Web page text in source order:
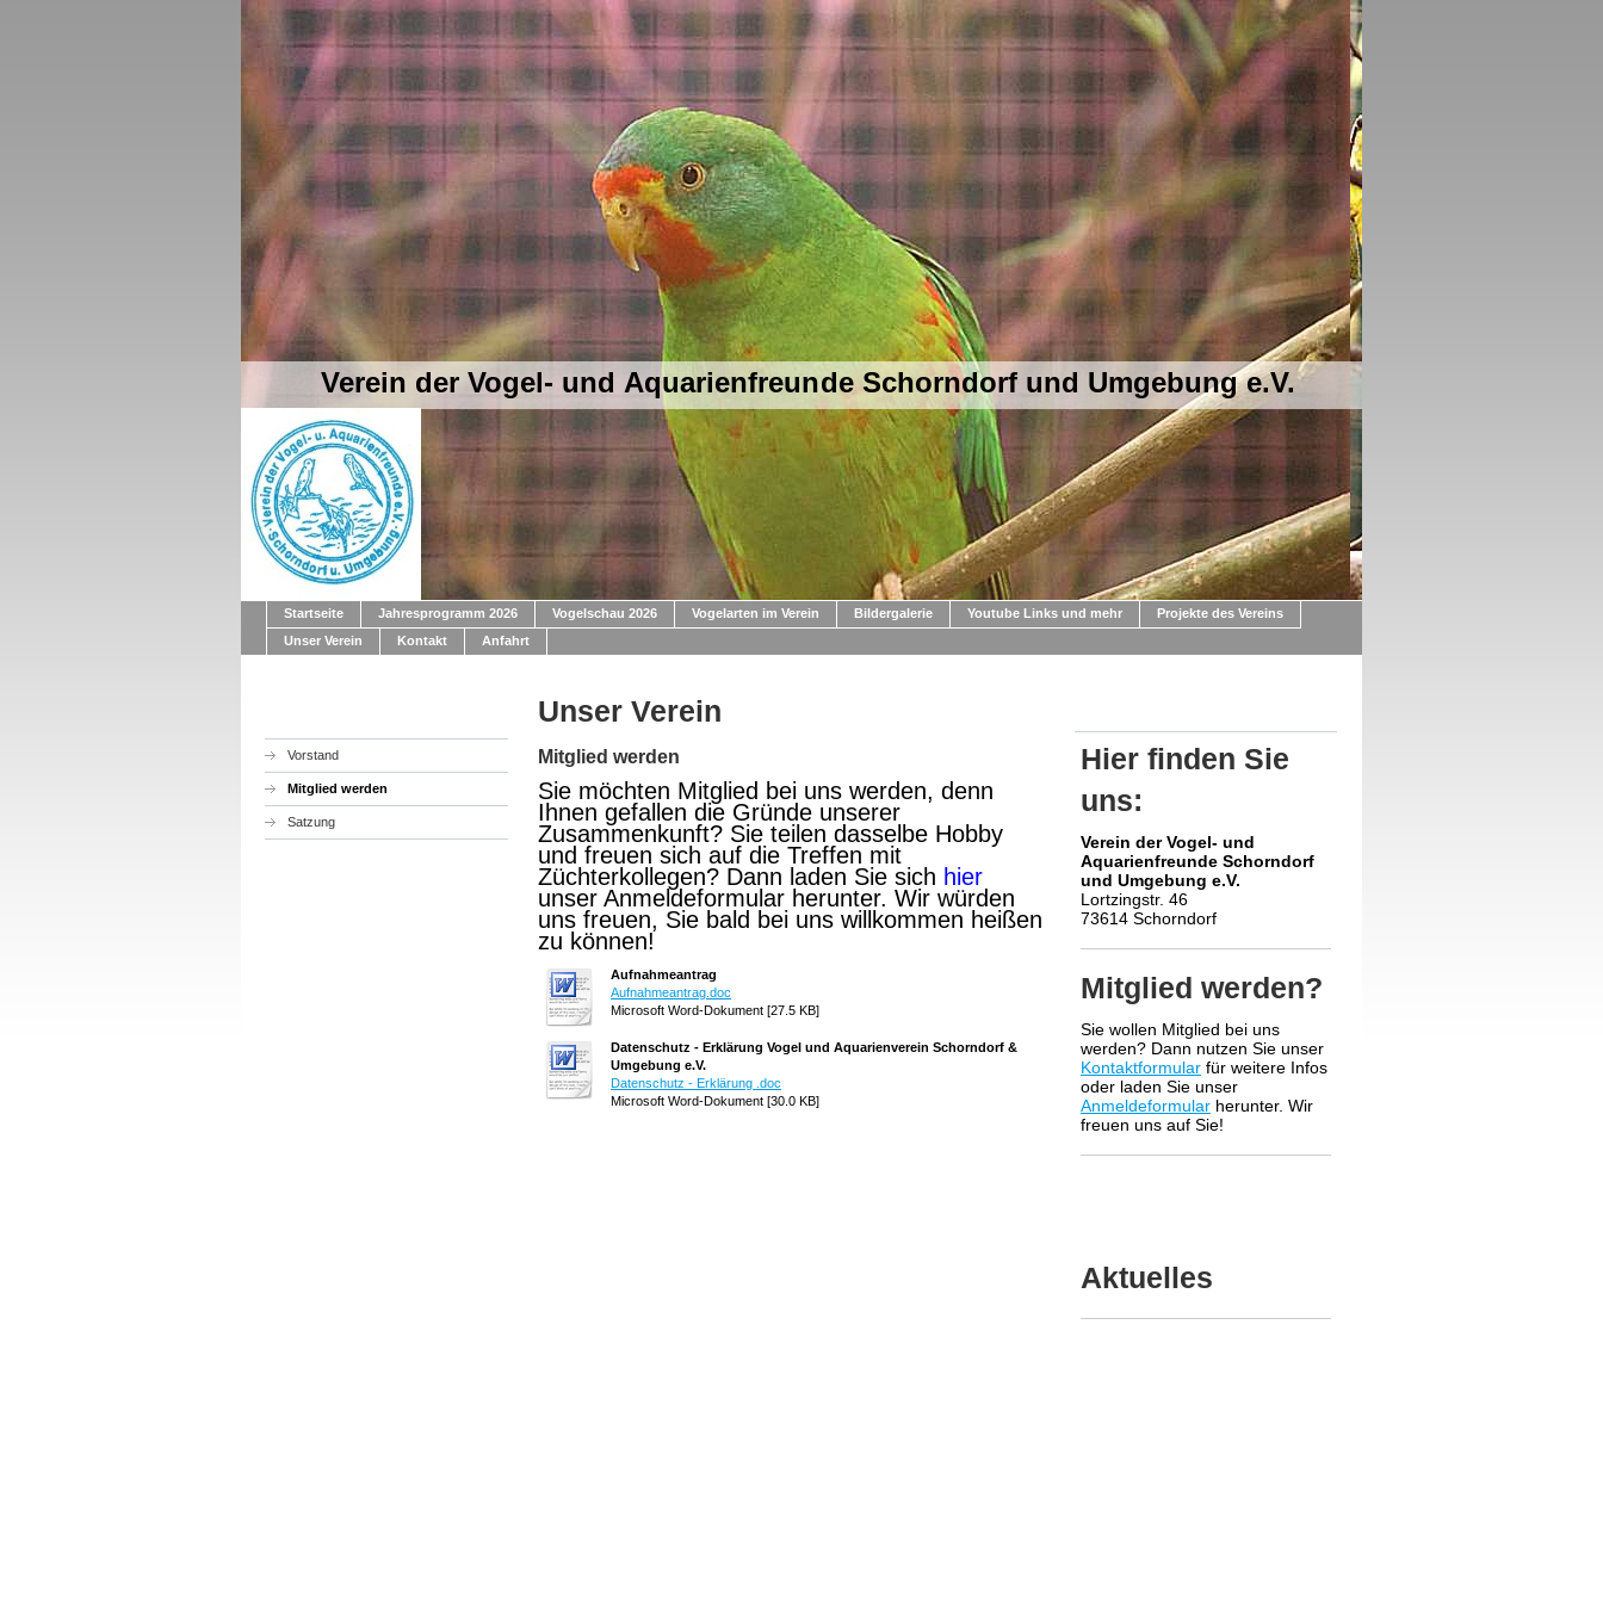
Verein der Vogel- und Aquarienfreunde Schorndorf und Umgebung e.V.
Startseite Jahresprogramm 2026 Vogelschau 2026 Vogelarten im Verein Bildergalerie Youtube Links und mehr
Projekte des Vereins
Unser Verein
Kontakt Anfahrt
Vorstand
Mitglied werden
Satzung
Unser Verein
Mitglied werden
Sie möchten Mitglied bei uns werden, denn
Ihnen gefallen die Gründe unserer
Zusammenkunft? Sie teilen dasselbe Hobby
und freuen sich auf die Treffen mit
Züchterkollegen? Dann laden Sie sich hier
unser Anmeldeformular herunter. Wir würden
uns freuen, Sie bald bei uns willkommen heißen
zu können!
Aufnahmeantrag
Aufnahmeantrag.doc
Microsoft Word-Dokument [27.5 KB]
Datenschutz - Erklärung Vogel und Aquarienverein Schorndorf &
Umgebung e.V.
Datenschutz - Erklärung .doc
Microsoft Word-Dokument [30.0 KB]
Hier finden Sie
uns:
Verein der Vogel- und
Aquarienfreunde Schorndorf
und Umgebung e.V.
Lortzingstr. 46
73614 Schorndorf
Mitglied werden?
Sie wollen Mitglied bei uns
werden? Dann nutzen Sie unser
Kontaktformular für weitere Infos
oder laden Sie unser
Anmeldeformular herunter. Wir
freuen uns auf Sie!
Aktuelles